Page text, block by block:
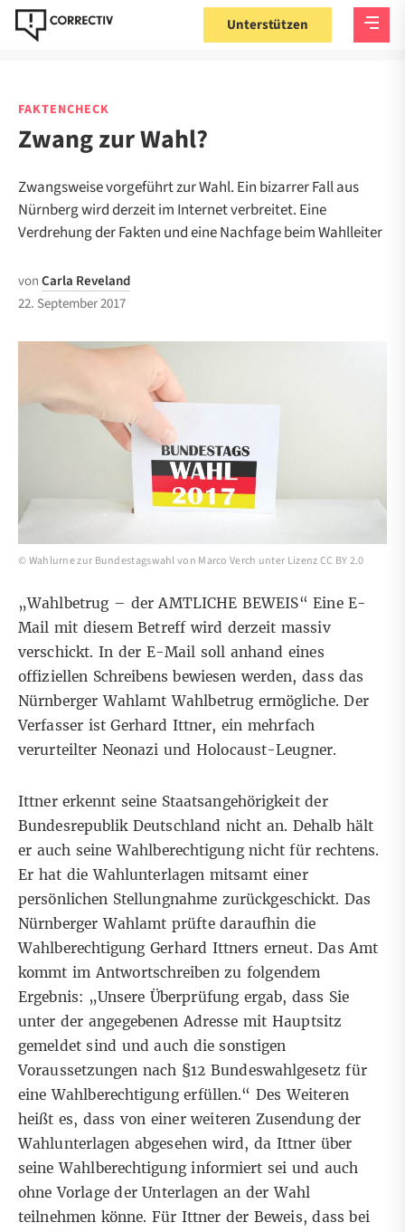
Unterstützen
FAKTENCHECK
Zwang zur Wahl?
Zwangsweise vorgeführt zur Wahl. Ein bizarrer Fall aus
Nürnberg wird derzeit im Internet verbreitet. Eine
Verdrehung der Fakten und eine Nachfage beim Wahlleiter
vonCarla Reveland
22. September 2017
©Wahlurne zur Bundestagswahlvon Marco Verch unter Lizenz CC BY 2.0
„Wahlbetrug – der AMTLICHE BEWEIS“ Eine E-
Mail mit diesem Betreff wird derzeit massiv
verschickt. In der E-Mail soll anhand eines
offiziellen Schreibens bewiesen werden, dass das
Nürnberger Wahlamt Wahlbetrug ermögliche. Der
Verfasser ist Gerhard Ittner, ein mehrfach
verurteilter Neonazi und Holocaust-Leugner.
Ittner erkennt seine Staatsangehörigkeit der
Bundesrepublik Deutschland nicht an. Dehalb hält
er auch seine Wahlberechtigung nicht für rechtens.
Er hat die Wahlunterlagen mitsamt einer
persönlichen Stellungnahme zurückgeschickt. Das
Nürnberger Wahlamt prüfte daraufhin die
Wahlberechtigung Gerhard Ittners erneut. Das Amt
kommt im Antwortschreiben zu folgendem
Ergebnis: „Unsere Überprüfung ergab, dass Sie
unter der angegebenen Adresse mit Hauptsitz
gemeldet sind und auch die sonstigen
Voraussetzungen nach §12 Bundeswahlgesetz für
eine Wahlberechtigung erfüllen.“ Des Weiteren
heißt es, dass von einer weiteren Zusendung der
Wahlunterlagen abgesehen wird, da Ittner über
seine Wahlberechtigung informiert sei und auch
ohne Vorlage der Unterlagen an der Wahl
teilnehmen könne. Für Ittner der Beweis, dass bei